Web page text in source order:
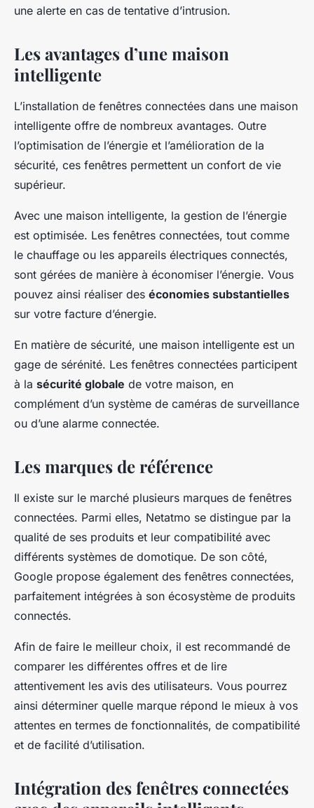
une alerte en cas de tentative d’intrusion.
Les avantages d’une maison
intelligente
L’installation de fenêtres connectées dans une maison
intelligente offre de nombreux avantages. Outre
l’optimisation de l’énergie et l’amélioration de la
sécurité, ces fenêtres permettent un confort de vie
supérieur.
Avec une maison intelligente, la gestion de l’énergie
est optimisée. Les fenêtres connectées, tout comme
le chauffage ou les appareils électriques connectés,
sont gérées de manière à économiser l’énergie. Vous
pouvez ainsi réaliser des économies substantielles
sur votre facture d’énergie.
En matière de sécurité, une maison intelligente est un
gage de sérénité. Les fenêtres connectées participent
à la sécurité globale de votre maison, en
complément d’un système de caméras de surveillance
ou d’une alarme connectée.
Les marques de référence
Il existe sur le marché plusieurs marques de fenêtres
connectées. Parmi elles, Netatmo se distingue par la
qualité de ses produits et leur compatibilité avec
différents systèmes de domotique. De son côté,
Google propose également des fenêtres connectées,
parfaitement intégrées à son écosystème de produits
connectés.
Afin de faire le meilleur choix, il est recommandé de
comparer les différentes offres et de lire
attentivement les avis des utilisateurs. Vous pourrez
ainsi déterminer quelle marque répond le mieux à vos
attentes en termes de fonctionnalités, de compatibilité
et de facilité d’utilisation.
Intégration des fenêtres connectées